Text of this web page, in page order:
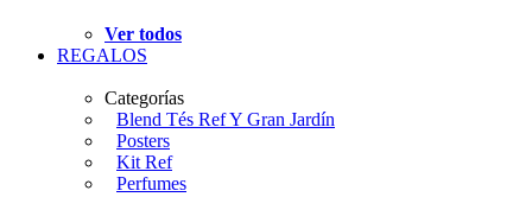
Ver todos
REGALOS
Categorías
Blend Tés Ref Y Gran Jardín
Posters
Kit Ref
Perfumes